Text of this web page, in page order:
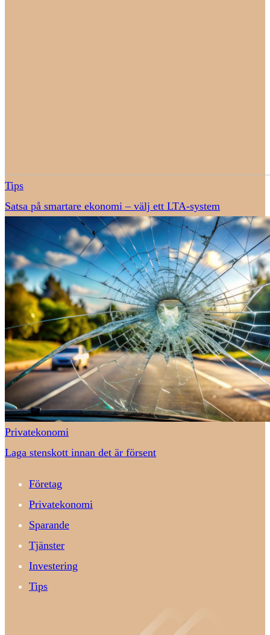
Tips
Satsa på smartare ekonomi – välj ett LTA-system
Privatekonomi
Laga stenskott innan det är försent
Företag
Privatekonomi
Sparande
Tjänster
Investering
Tips